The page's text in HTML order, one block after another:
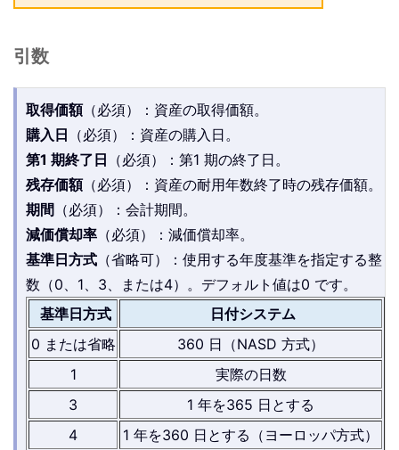
引数
取得価額（必須）：資産の取得価額。
購入日 （必須）：資産の購入日。
第1 期終了日 （必須）：第1 期の終了日。
残存価額（必須）：資産の耐用年数終了時の残存価額。
期間 （必須）：会計期間。
減価償却率 （必須）：減価償却率。
基準日方式 （省略可）：使用する年度基準を指定する整
数（0、1、3、または4）。デフォルト値は0 です。
基準日方式
日付システム
0 または省略
360 日（NASD 方式）
1
実際の日数
3
1 年を365 日とする
4
1 年を360 日とする（ヨーロッパ方式）